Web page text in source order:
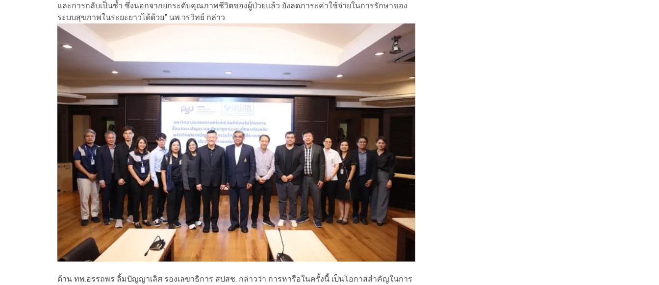
และการกลับเป็นซ้ำ ซึ่งนอกจากยกระดับคุณภาพชีวิตของผู้ป่วยแล้ว ยังลดภาระค่าใช้จ่ายในการรักษาของ
ระบบสุขภาพในระยะยาวได้ด้วย” นพ.วรวิทย์ กล่าว
ด้าน ทพ.อรรถพร ลิ้มปัญญาเลิศ รองเลขาธิการ สปสช. กล่าวว่า การหารือในครั้งนี้ เป็นโอกาสสำคัญในการ